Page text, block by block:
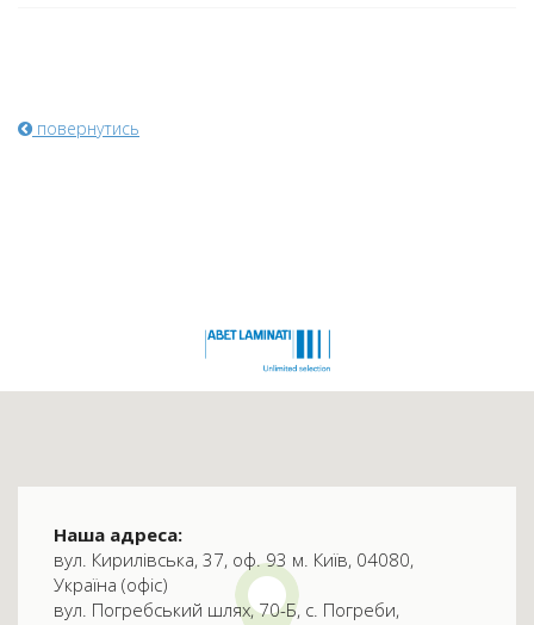
повернутись
Наша адреса:
вул. Кирилівська, 37, оф. 93 м. Київ, 04080,
Україна (офіс)
вул. Погребський шлях, 70-Б, с. Погреби,